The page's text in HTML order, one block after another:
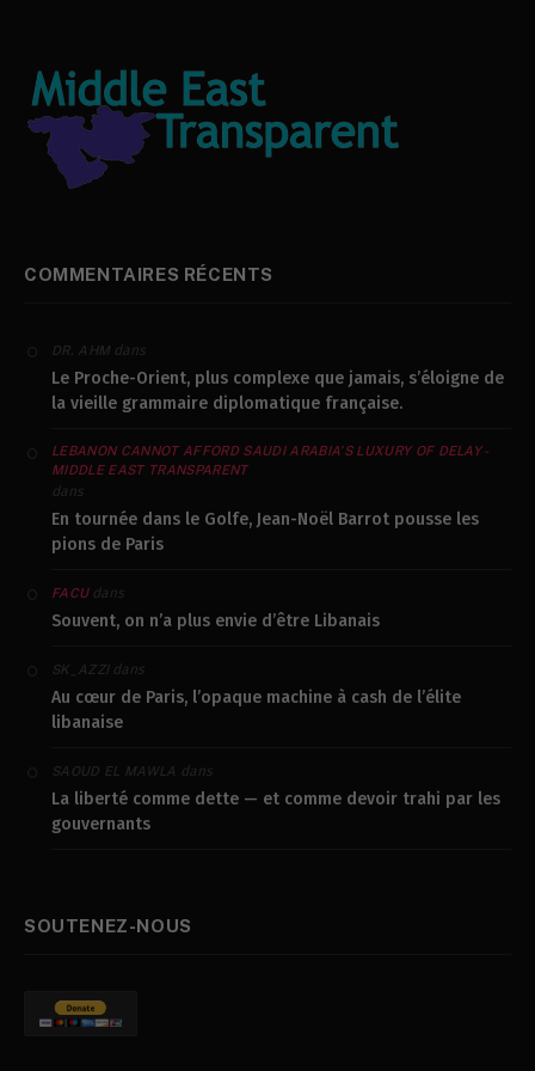
COMMENTAIRES RÉCENTS
DR. AHM dans
Le Proche-Orient, plus complexe que jamais, s’éloigne de
la vieille grammaire diplomatique française.
LEBANON CANNOT AFFORD SAUDI ARABIA’S LUXURY OF DELAY -
MIDDLE EAST TRANSPARENT
dans
En tournée dans le Golfe, Jean-Noël Barrot pousse les
pions de Paris
FACUdans
Souvent, on n’a plus envie d’être Libanais
SK_AZZIdans
Au cœur de Paris, l’opaque machine à cash de l’élite
libanaise
SAOUD EL MAWLA dans
La liberté comme dette — et comme devoir trahi par les
gouvernants
SOUTENEZ-NOUS